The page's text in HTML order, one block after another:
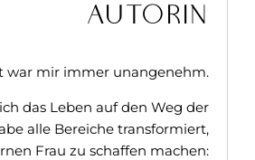
AUTORIN
war mir immer unangenehm.
das Leben auf den Weg der
alle Bereiche transformiert,
Frau zu schaffen machen: